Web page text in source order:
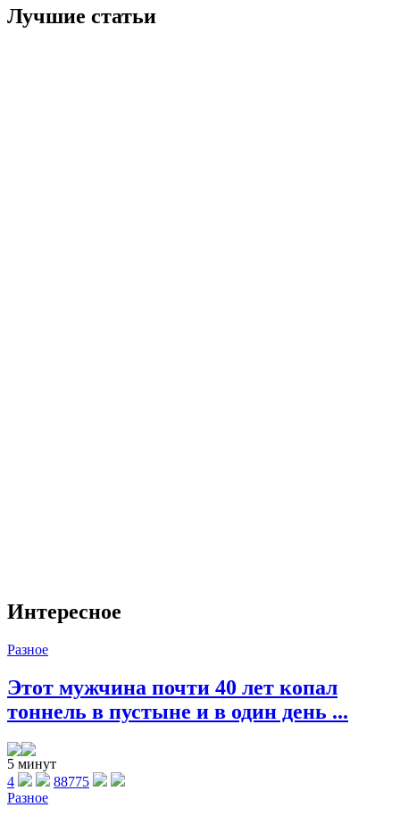
Лучшие статьи
Интересное
Разное
Этот мужчина почти 40 лет копал
тоннель в пустыне и в один день ...
5 минут
4
88775
Разное